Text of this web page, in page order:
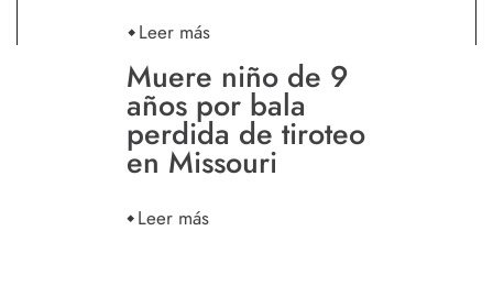
Leer más
Muere niño de 9
años por bala
perdida de tiroteo
en Missouri
Leer más